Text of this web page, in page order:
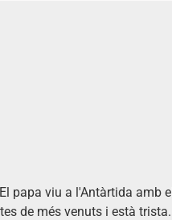
papa viu a l'Antàrtida amb
de més venuts i està